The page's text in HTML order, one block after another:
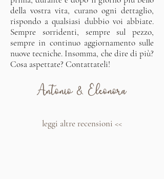
della vostra vita, curano ogni dettaglio,
rispondo a qualsiasi dubbio voi abbiate.
Sempre sorridenti, sempre sul pezzo,
sempre in continuo aggiornamento sulle
nuove tecniche. Insomma, che dire di più?
Cosa aspettate? Contattateli!
Antonio & Eleonora
leggi altre recensioni <<